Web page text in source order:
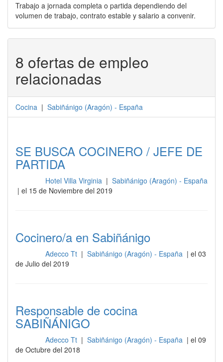
Trabajo a jornada completa o partida dependiendo del
volumen de trabajo, contrato estable y salario a convenir.
8 ofertas de empleo
relacionadas
Cocina | Sabiñánigo (Aragón) - España
SE BUSCA COCINERO / JEFE DE
PARTIDA
Hotel Villa Virginia | Sabiñánigo (Aragón) - España
| el 15 de Noviembre del 2019
Cocinero/a en Sabiñánigo
Adecco Tt | Sabiñánigo (Aragón) - España | el 03
de Julio del 2019
Responsable de cocina
SABIÑÁNIGO
Adecco Tt | Sabiñánigo (Aragón) - España | el 09
de Octubre del 2018